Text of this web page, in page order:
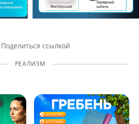
Поделиться ссылкой
РЕАЛИЗМ